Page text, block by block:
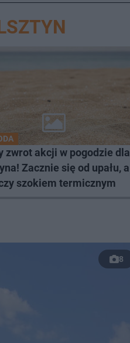
zwrot akcji w pogodzie dla
Zacznie się od upału, a
szokiem termicznym
8